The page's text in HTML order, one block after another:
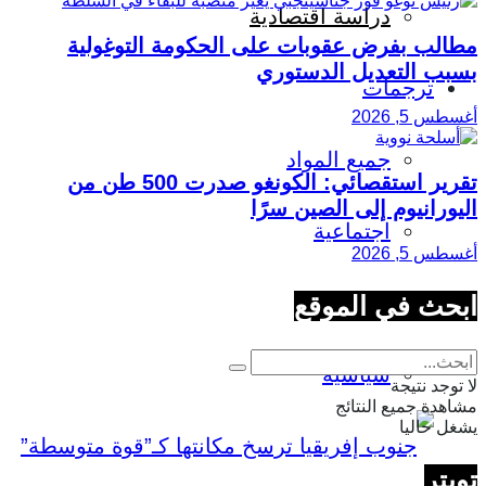
دراسة اقتصادية
ترجمات
جميع المواد
اجتماعية
اقتصادية
سياسية
مطالب بفرض عقوبات على الحكومة التوغولية
بسبب التعديل الدستوري
أغسطس 5, 2026
تقرير استقصائي: الكونغو صدرت 500 طن من
اليورانيوم إلى الصين سرًا
أغسطس 5, 2026
ابحث في الموقع
لا توجد نتيجة
مشاهدة جميع النتائج
يشغل حاليا
تويتر